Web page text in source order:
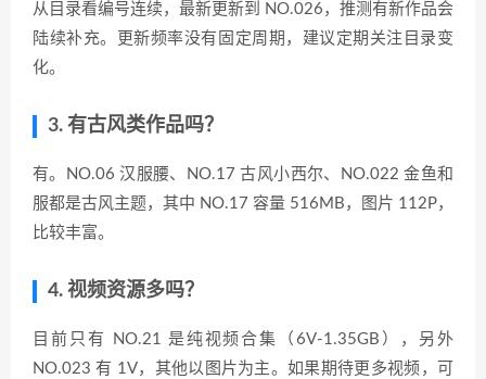
从目录看编号连续，最新更新到 NO.026，推测有新作品会
陆续补充。更新频率没有固定周期，建议定期关注目录变
化。
3. 有古风类作品吗？
有。NO.06 汉服腰、NO.17 古风小西尔、NO.022 金鱼和
服都是古风主题，其中 NO.17 容量 516MB，图片 112P，
比较丰富。
4. 视频资源多吗？
目前只有 NO.21 是纯视频合集（6V-1.35GB），另外
NO.023 有 1V，其他以图片为主。如果期待更多视频，可